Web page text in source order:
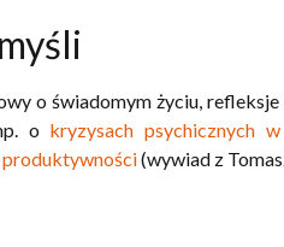
o świadomym życiu,
o kryzysach psychicznych
(wywiad z